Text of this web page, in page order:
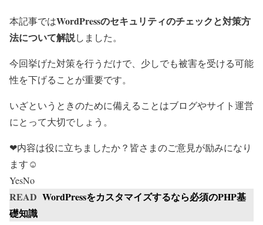
本記事ではWordPressのセキュリティのチェックと対策方
法について解説しました。
今回挙げた対策を行うだけで、少しでも被害を受ける可能
性を下げることが重要です。
いざというときのために備えることはブログやサイト運営
にとって大切でしょう。
❤内容は役に立ちましたか？皆さまのご意見が励みになり
ます☺
YesNo
READ WordPressをカスタマイズするなら必須のPHP基
礎知識